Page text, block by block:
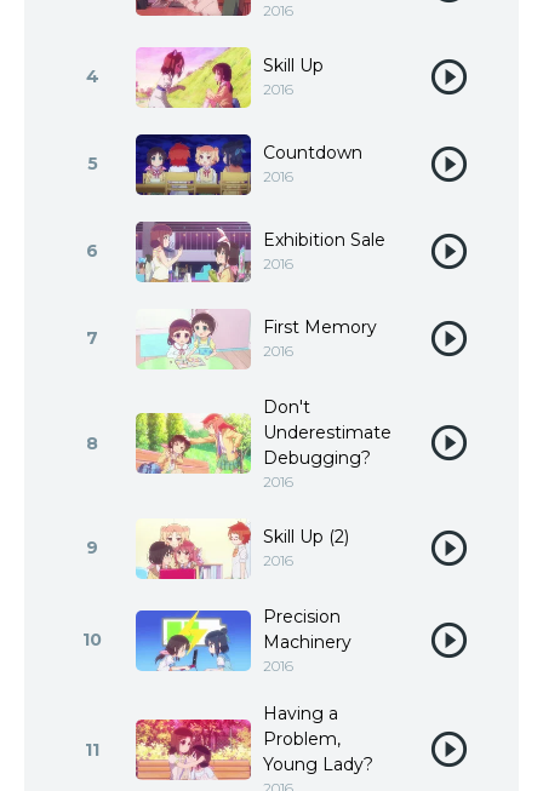
2016
4 Skill Up
2016
5 Countdown
2016
6 Exhibition Sale
2016
7 First Memory
2016
8
Don't
Underestimate
Debugging?
2016
9 Skill Up (2)
2016
10
Precision
Machinery
2016
11
Having a
Problem,
Young Lady?